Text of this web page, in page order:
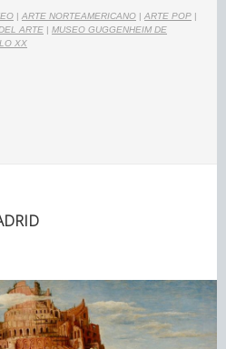
| ARTE NORTEAMERICANO | ARTE POP |
ARTE | MUSEO GUGGENHEIM DE
XX